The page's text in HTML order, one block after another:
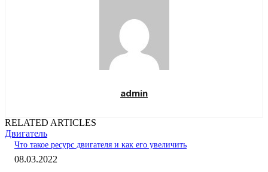
admin
RELATED ARTICLES
Двигатель
Что такое ресурс двигателя и как его увеличить
08.03.2022